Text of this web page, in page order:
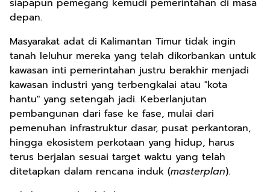
siapapun pemegang kemudi pemerintahan di masa
depan.
Masyarakat adat di Kalimantan Timur tidak ingin
tanah leluhur mereka yang telah dikorbankan untuk
kawasan inti pemerintahan justru berakhir menjadi
kawasan industri yang terbengkalai atau "kota
hantu" yang setengah jadi. Keberlanjutan
pembangunan dari fase ke fase, mulai dari
pemenuhan infrastruktur dasar, pusat perkantoran,
hingga ekosistem perkotaan yang hidup, harus
terus berjalan sesuai target waktu yang telah
ditetapkan dalam rencana induk (masterplan).